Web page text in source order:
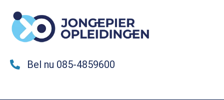
Bel nu 085-4859600